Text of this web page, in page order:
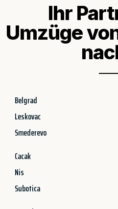
Ihr
Umzüge
Belgrad
Leskovac
Smederevo
Cacak
Nis
Subotica